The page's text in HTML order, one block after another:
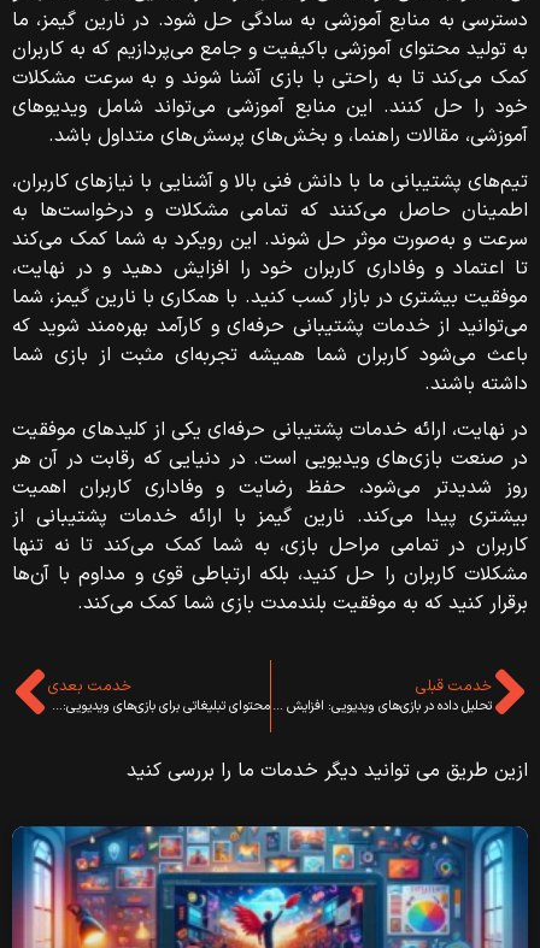
دسترسی به منابع آموزشی به سادگی حل شود. در نارین گیمز، ما
به تولید محتوای آموزشی باکیفیت و جامع می‌پردازیم که به کاربران
کمک می‌کند تا به راحتی با بازی آشنا شوند و به سرعت مشکلات
خود را حل کنند. این منابع آموزشی می‌تواند شامل ویدیوهای
آموزشی، مقالات راهنما، و بخش‌های پرسش‌های متداول باشد.
تیم‌های پشتیبانی ما با دانش فنی بالا و آشنایی با نیازهای کاربران،
اطمینان حاصل می‌کنند که تمامی مشکلات و درخواست‌ها به
سرعت و به‌صورت موثر حل شوند. این رویکرد به شما کمک می‌کند
تا اعتماد و وفاداری کاربران خود را افزایش دهید و در نهایت،
موفقیت بیشتری در بازار کسب کنید. با همکاری با نارین گیمز، شما
می‌توانید از خدمات پشتیبانی حرفه‌ای و کارآمد بهره‌مند شوید که
باعث می‌شود کاربران شما همیشه تجربه‌ای مثبت از بازی شما
داشته باشند.
در نهایت، ارائه خدمات پشتیبانی حرفه‌ای یکی از کلیدهای موفقیت
در صنعت بازی‌های ویدیویی است. در دنیایی که رقابت در آن هر
روز شدیدتر می‌شود، حفظ رضایت و وفاداری کاربران اهمیت
بیشتری پیدا می‌کند. نارین گیمز با ارائه خدمات پشتیبانی از
کاربران در تمامی مراحل بازی، به شما کمک می‌کند تا نه تنها
مشکلات کاربران را حل کنید، بلکه ارتباطی قوی و مداوم با آن‌ها
برقرار کنید که به موفقیت بلندمدت بازی شما کمک می‌کند.
خدمت قبلی
تحلیل داده در بازی‌های ویدیویی: افزایش ارزش طول عمر بازیکن
خدمت بعدی
محتوای تبلیغاتی برای بازی‌های ویدیویی: حفظ تعامل و سرگرمی
ازین طریق می توانید دیگر خدمات ما را بررسی کنید